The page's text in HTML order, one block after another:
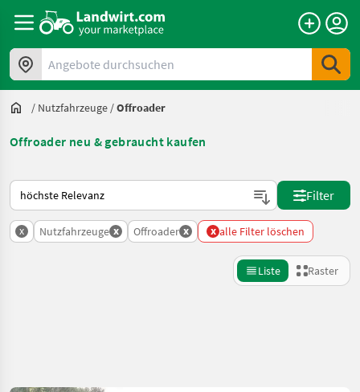
Angebote durchsuchen
/ Nutzfahrzeuge /Offroader
Offroader neu & gebraucht kaufen
So wird auf Landwirt.com sortiert
Filter
x Nutzfahrzeuge x Offroader x x alle Filter löschen
Liste Raster